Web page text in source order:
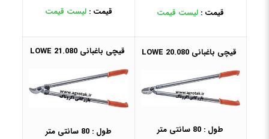
قیمت : لیست قیمت قیمت :لیست قیمت
قیچی باغبانی 20.080 LOWE
طول : 80 سانتی متر
قیچی باغبانی 21.080 LOWE
طول : 80 سانتی متر